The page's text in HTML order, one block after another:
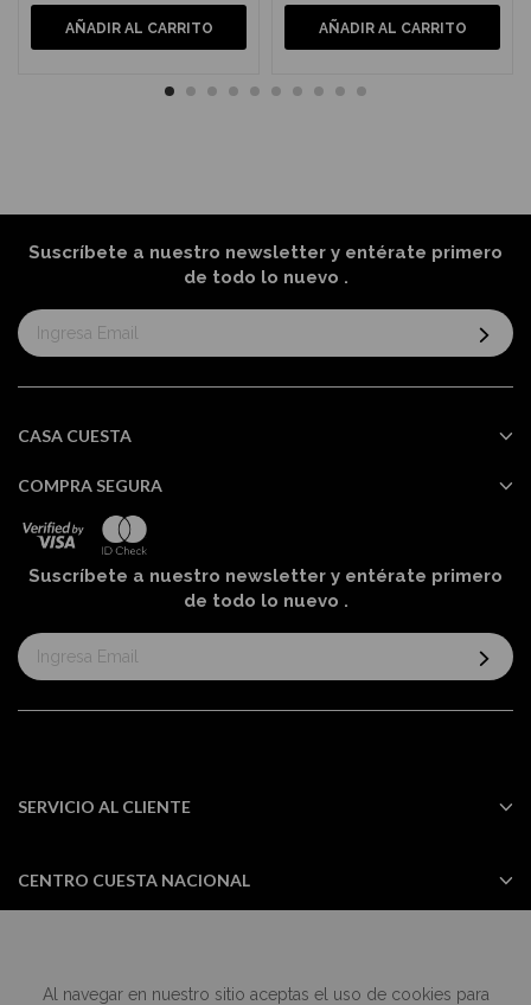
Al navegar en nuestro sitio aceptas el uso de cookies para
AÑADIR AL CARRITO AÑADIR AL CARRITO
Suscríbete a nuestro newsletter y entérate primero
de todo lo nuevo .
Suscríbase
al
informativo:
CASA CUESTA
COMPRA SEGURA
Suscríbete a nuestro newsletter y entérate primero
de todo lo nuevo .
Suscríbase
al
informativo:
SERVICIO AL CLIENTE
CENTRO CUESTA NACIONAL